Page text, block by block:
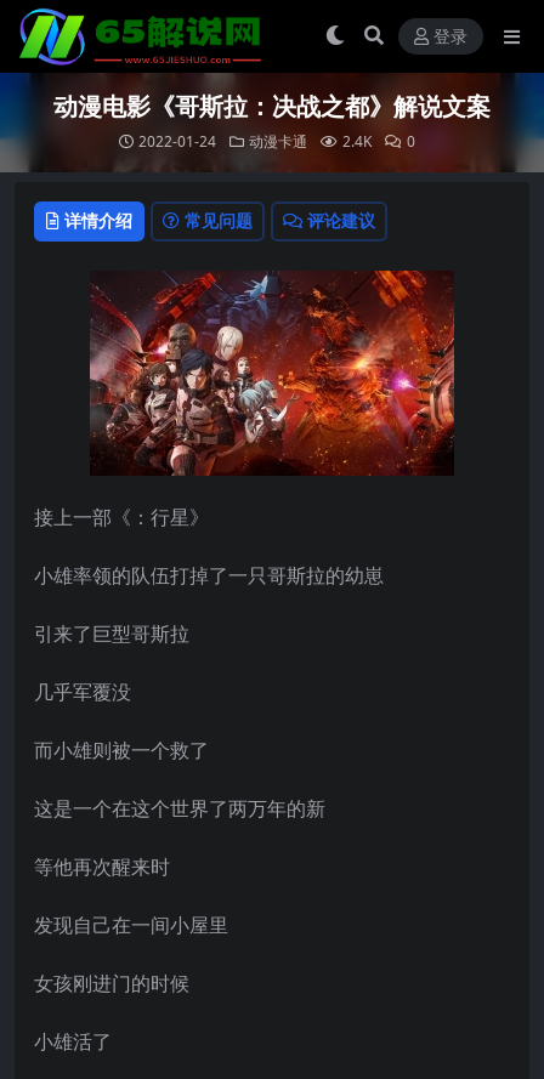
登录
动漫电影《哥斯拉：决战之都》解说文案
2022-01-24 动漫卡通 2.4K 0
详情介绍 常见问题 评论建议
接上一部《：行星》
小雄率领的队伍打掉了一只哥斯拉的幼崽
引来了巨型哥斯拉
几乎军覆没
而小雄则被一个救了
这是一个在这个世界了两万年的新
等他再次醒来时
发现自己在一间小屋里
女孩刚进门的时候
小雄活了